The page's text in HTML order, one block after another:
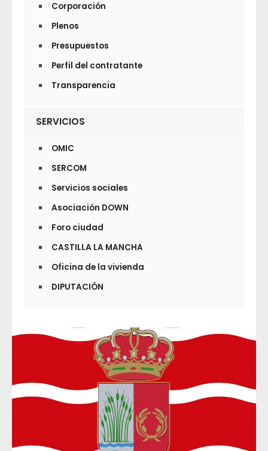
Corporación
Plenos
Presupuestos
Perfil del contratante
Transparencia
SERVICIOS
OMIC
SERCOM
Servicios sociales
Asociación DOWN
Foro ciudad
CASTILLA LA MANCHA
Oficina de la vivienda
DIPUTACIÓN